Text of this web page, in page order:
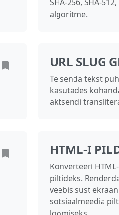
SHA-256, SHA-
algoritme.
URL SLUG
Teisenda tekst
kasutades
aktsendi
HTML-I
Konverteeri
piltideks.
veebisisust
sotsiaalmeedia